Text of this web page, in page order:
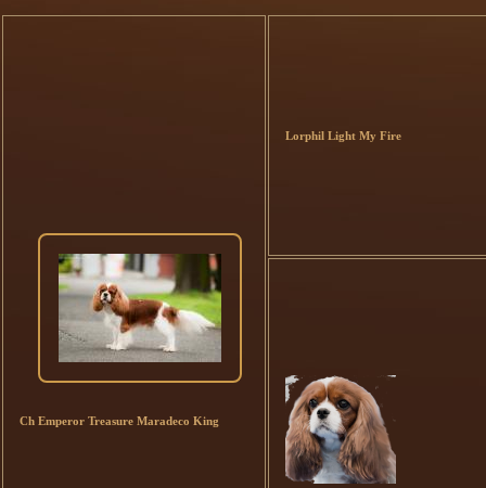
Ch Emperor Treasure Maradeco King
Lorphil Light My Fire